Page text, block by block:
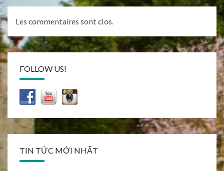
Les commentaires sont clos.
FOLLOW US!
TIN TỨC MỚI NHẤT